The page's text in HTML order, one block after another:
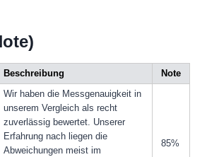
Beschreibung Note
Wir haben die Messgenauigkeit in
unserem Vergleich als recht
zuverlässig bewertet. Unserer
Erfahrung nach liegen die
Abweichungen meist im
85%